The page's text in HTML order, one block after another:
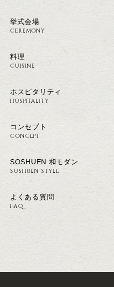
挙式会場
CEREMONY
料理
CUISINE
ホスピタリティ
HOSPITALITY
コンセプト
CONCEPT
SOSHUEN 和モダン
SOSHUEN STYLE
よくある質問
FAQ